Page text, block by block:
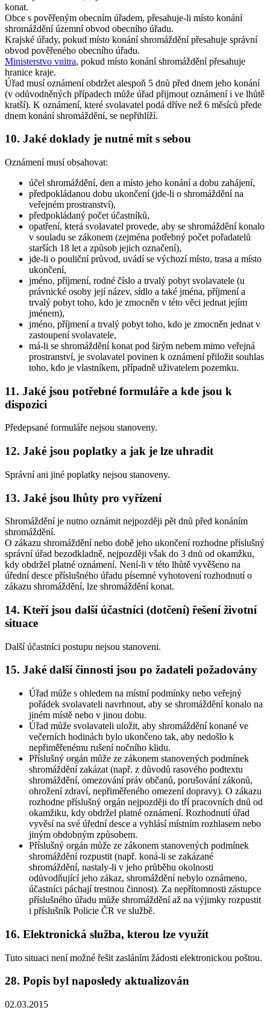
konat.
Obce s pověřeným obecním úřadem, přesahuje-li místo konání
shromáždění územní obvod obecního úřadu.
Krajské úřady, pokud místo konání shromáždění přesahuje správní
obvod pověřeného obecního úřadu.
Ministerstvo vnitra, pokud místo konání shromáždění přesahuje
hranice kraje.
Úřad musí oznámení obdržet alespoň 5 dnů před dnem jeho konání
(v odůvodněných případech může úřad přijmout oznámení i ve lhůtě
kratší). K oznámení, které svolavatel podá dříve než 6 měsíců přede
dnem konání shromáždění, se nepřihlíží.
10. Jaké doklady je nutné mít s sebou
Oznámení musí obsahovat:
účel shromáždění, den a místo jeho konání a dobu zahájení,
předpokládanou dobu ukončení (jde-li o shromáždění na
veřejném prostranství),
předpokládaný počet účastníků,
opatření, která svolavatel provede, aby se shromáždění konalo
v souladu se zákonem (zejména potřebný počet pořadatelů
starších 18 let a způsob jejich označení),
jde-li o pouliční průvod, uvádí se výchozí místo, trasa a místo
ukončení,
jméno, příjmení, rodné číslo a trvalý pobyt svolavatele (u
právnické osoby její název, sídlo a také jména, příjmení a
trvalý pobyt toho, kdo je zmocněn v této věci jednat jejím
jménem),
jméno, příjmení a trvalý pobyt toho, kdo je zmocněn jednat v
zastoupení svolavatele,
má-li se shromáždění konat pod širým nebem mimo veřejná
prostranství, je svolavatel povinen k oznámení přiložit souhlas
toho, kdo je vlastníkem, případně uživatelem pozemku.
11. Jaké jsou potřebné formuláře a kde jsou k
dispozici
Předepsané formuláře nejsou stanoveny.
12. Jaké jsou poplatky a jak je lze uhradit
Správní ani jiné poplatky nejsou stanoveny.
13. Jaké jsou lhůty pro vyřízení
Shromáždění je nutno oznámit nejpozději pět dnů před konáním
shromáždění.
O zákazu shromáždění nebo době jeho ukončení rozhodne příslušný
správní úřad bezodkladně, nejpozději však do 3 dnů od okamžku,
kdy obdržel platné oznámení. Není-li v této lhůtě vyvěšeno na
úřední desce příslušného úřadu písemné vyhotovení rozhodnutí o
zákazu shromáždění, lze shromáždění konat.
14. Kteří jsou další účastníci (dotčení) řešení životní
situace
Další účastníci postupu nejsou stanoveni.
15. Jaké další činnosti jsou po žadateli požadovány
Úřad může s ohledem na místní podmínky nebo veřejný
pořádek svolavateli navrhnout, aby se shromáždění konalo na
jiném místě nebo v jinou dobu.
Úřad může svolavateli uložit, aby shromáždění konané ve
večerních hodinách bylo ukončeno tak, aby nedošlo k
nepřiměřenému rušení nočního klidu.
Příslušný orgán může ze zákonem stanovených podmínek
shromáždění zakázat (např. z důvodů rasového podtextu
shromáždění, omezování práv občanů, porušování zákonů,
ohrožení zdraví, nepřiměřeného omezení dopravy). O zákazu
rozhodne příslušný orgán nejpozději do tří pracovních dnů od
okamžiku, kdy obdržel platné oznámení. Rozhodnutí úřad
vyvěsí na své úřední desce a vyhlásí místním rozhlasem nebo
jiným obdobným způsobem.
Příslušný orgán může ze zákonem stanovených podmínek
shromáždění rozpustit (např. koná-li se zakázané
shromáždění, nastaly-li v jeho průběhu okolnosti
odůvodňující jeho zákaz, shromáždění nebylo oznámeno,
účastníci páchají trestnou činnost). Za nepřítomnosti zástupce
příslušného úřadu může shromáždění až na výjimky rozpustit
i příslušník Policie ČR ve službě.
16. Elektronická služba, kterou lze využít
Tuto situaci není možné řešit zasláním žádosti elektronickou poštou.
28. Popis byl naposledy aktualizován
02.03.2015